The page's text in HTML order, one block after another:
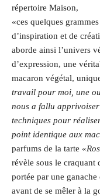
répertoire Maison,
«ces quelques
d’inspiration et de
aborde ainsi l’univers
d’expression, une
macaron végétal,
travail pour moi, une
nous a fallu
techniques pour
point identique aux
parfums de la tarte
révèle sous le craquant
portée par une
avant de se mêler à la